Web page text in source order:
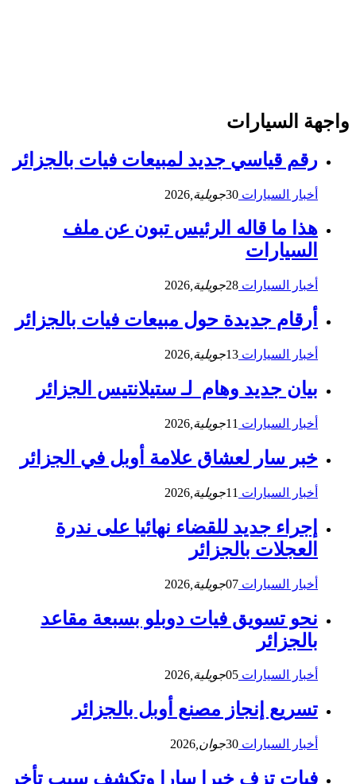
واجهة السيارات
رقم قياسي جديد لمبيعات فيات بالجزائر
أخبار السيارات 30جويلية, 2026
هذا ما قاله الرئيس تبون عن ملف
السيارات
أخبار السيارات 28جويلية, 2026
أرقام جديدة حول مبيعات فيات بالجزائر
أخبار السيارات 13جويلية, 2026
بيان جديد وهام لـ ستيلانتيس الجزائر
أخبار السيارات 11جويلية, 2026
خبر سار لعشاق علامة أوبل في الجزائر
أخبار السيارات 11جويلية, 2026
إجراء جديد للقضاء نهائيا على ندرة
العجلات بالجزائر
أخبار السيارات 07جويلية, 2026
نحو تسويق فيات دوبلو بسبعة مقاعد
بالجزائر
أخبار السيارات 05جويلية,2026
تسريع إنجاز مصنع أوبل بالجزائر
أخبار السيارات 30جوان, 2026
فيات تزف خبرا سارا وتكشف سبب تأخر